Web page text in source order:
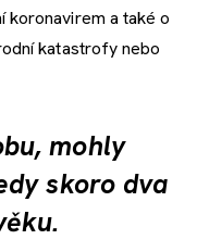
koronavirem a také o
katastrofy nebo
mohly
skoro dva